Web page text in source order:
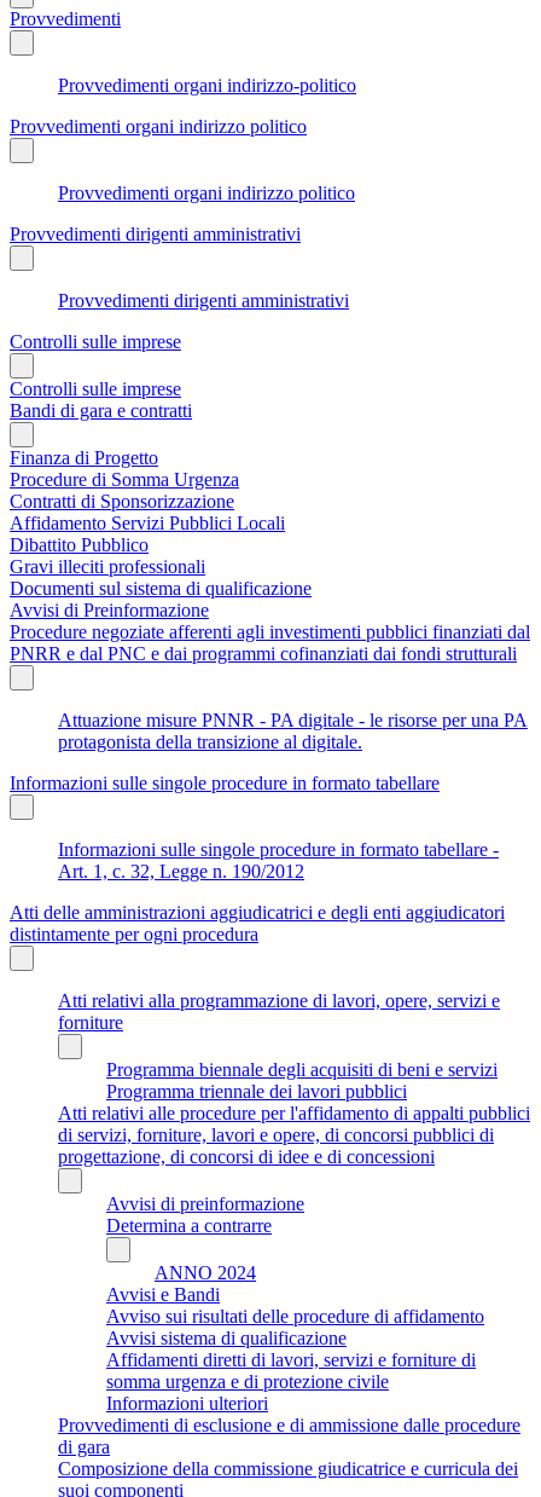
Provvedimenti
Provvedimenti organi indirizzo-politico
Provvedimenti organi indirizzo politico
Provvedimenti organi indirizzo politico
Provvedimenti dirigenti amministrativi
Provvedimenti dirigenti amministrativi
Controlli sulle imprese
Controlli sulle imprese
Bandi di gara e contratti
Finanza di Progetto
Procedure di Somma Urgenza
Contratti di Sponsorizzazione
Affidamento Servizi Pubblici Locali
Dibattito Pubblico
Gravi illeciti professionali
Documenti sul sistema di qualificazione
Avvisi di Preinformazione
Procedure negoziate afferenti agli investimenti pubblici finanziati dal
PNRR e dal PNC e dai programmi cofinanziati dai fondi strutturali
Attuazione misure PNNR - PA digitale - le risorse per una PA
protagonista della transizione al digitale.
Informazioni sulle singole procedure in formato tabellare
Informazioni sulle singole procedure in formato tabellare -
Art. 1, c. 32, Legge n. 190/2012
Atti delle amministrazioni aggiudicatrici e degli enti aggiudicatori
distintamente per ogni procedura
Atti relativi alla programmazione di lavori, opere, servizi e
forniture
Programma biennale degli acquisiti di beni e servizi
Programma triennale dei lavori pubblici
Atti relativi alle procedure per l'affidamento di appalti pubblici
di servizi, forniture, lavori e opere, di concorsi pubblici di
progettazione, di concorsi di idee e di concessioni
Avvisi di preinformazione
Determina a contrarre
ANNO 2024
Avvisi e Bandi
Avviso sui risultati delle procedure di affidamento
Avvisi sistema di qualificazione
Affidamenti diretti di lavori, servizi e forniture di
somma urgenza e di protezione civile
Informazioni ulteriori
Provvedimenti di esclusione e di ammissione dalle procedure
di gara
Composizione della commissione giudicatrice e curricula dei
suoi componenti